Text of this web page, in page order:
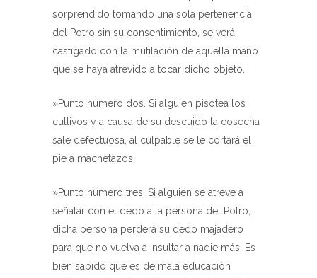
sorprendido tomando una sola pertenencia
del Potro sin su consentimiento, se verá
castigado con la mutilación de aquella mano
que se haya atrevido a tocar dicho objeto.
»Punto número dos. Si alguien pisotea los
cultivos y a causa de su descuido la cosecha
sale defectuosa, al culpable se le cortará el
pie a machetazos.
»Punto número tres. Si alguien se atreve a
señalar con el dedo a la persona del Potro,
dicha persona perderá su dedo majadero
para que no vuelva a insultar a nadie más. Es
bien sabido que es de mala educación